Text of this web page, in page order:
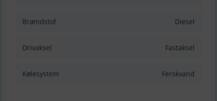
Brændstof Diesel
Drivaksel Fastaksel
Kølesystem Ferskvand